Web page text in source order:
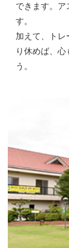
できます。
す。
加えて、ト
り休めば、
う。